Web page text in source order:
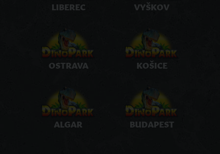
LIBEREC VYŠKOV
OSTRAVA KOŠICE
ALGAR BUDAPEST